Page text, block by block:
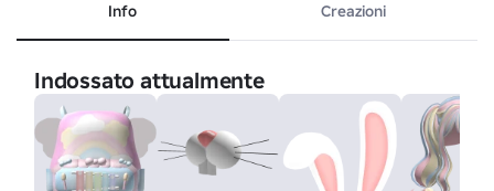
Info Creazioni
Indossato attualmente